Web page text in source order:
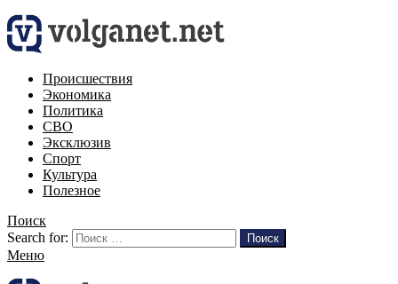
Происшествия
Экономика
Политика
СВО
Эксклюзив
Спорт
Культура
Полезное
Поиск
Search for:
Поиск
Меню